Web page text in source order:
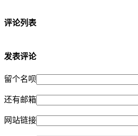
评论列表
发表评论
留个名呗
还有邮箱
网站链接